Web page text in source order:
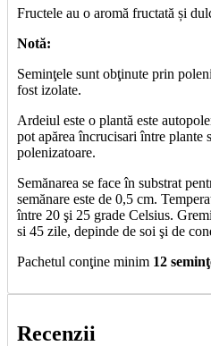
Fructele au o aromă fructată și
Notă:
Seminţele sunt obţinute prin
fost izolate.
Ardeiul este o plantă este
pot apărea încrucisari între plante
polenizatoare.
Semănarea se face în substrat
semănare este de 0,5 cm.
între 20 şi 25 grade Celsius.
si 45 zile, depinde de soi şi de
Pachetul conţine minim 12
Recenzii